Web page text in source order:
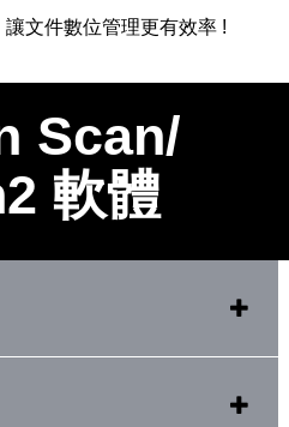
文件數位管理更有效率 !
Scan/
軟體